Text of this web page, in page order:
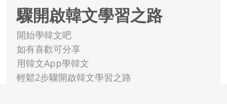
驟開啟韓文學習之路
開始學韓文吧
如有喜歡可分享
用韓文App學韓文
輕鬆2步驟開啟韓文學習之路